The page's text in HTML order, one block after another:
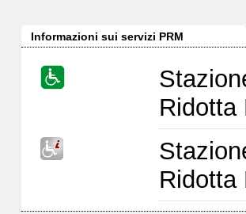
Informazioni sui servizi PRM
Ridotta
Ridotta